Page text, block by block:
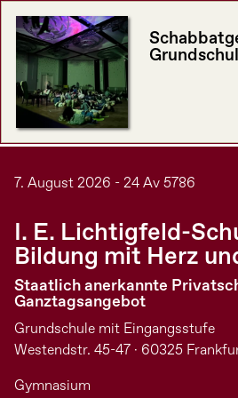
7. August 2026 - 24 Av 5786
I. E. Lichtigfeld-
Bildung mit Herz
Staatlich anerkannte
Ganztagsangebot
Grundschule mit Eingangsstufe
Westendstr. 45-47 · 60325
Gymnasium